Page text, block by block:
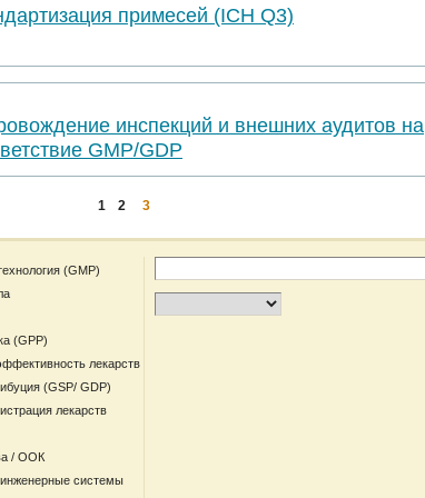
примесей (ICH Q3)
инспекций и внешних аудитов на
GMP/GDP
1 2 3
(GMP)
(GPP)
лекарств
(GSP/ GDP)
лекарств
/ ООК
системы